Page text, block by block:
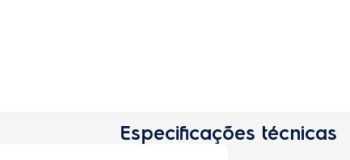
Especificações técnicas